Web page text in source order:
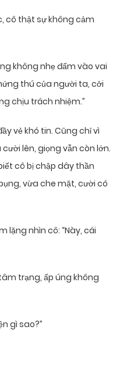
cô thật sự không cảm
không nhẹ đấm vào vai
thú của người ta, cởi
chịu trách nhiệm.”
vẻ khó tin. Cũng chỉ vì
lên, giọng vẫn còn lớn.
cô bị chập dây thần
vừa che mặt, cười có
lặng nhìn cô: “Này, cái
trạng, ấp úng không
gì sao?”